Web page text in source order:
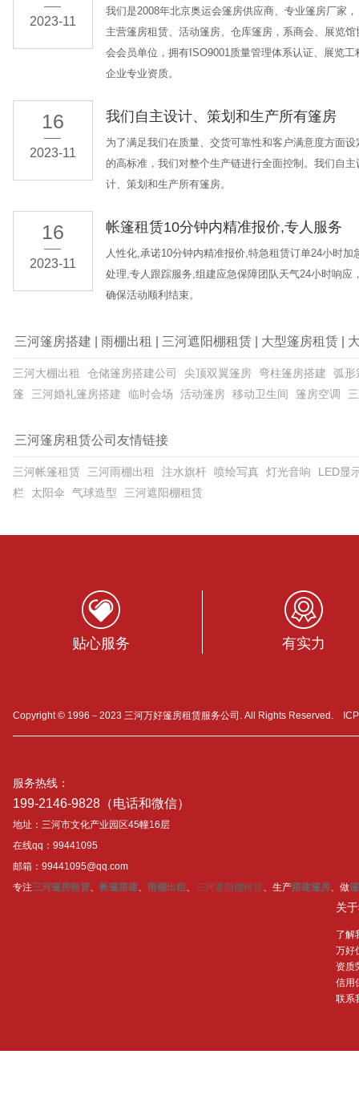
2023-11
我们是2008年北京奥运会篷房供应商、专业篷房厂家，
主营篷房租赁、活动篷房、仓库篷房，系商会、展览馆
会会员单位，拥有ISO9001质量管理体系认证、展览工
企业专业资质。
16
2023-11
我们自主设计、策划和生产所有篷房
为了满足我们在质量、交货可靠性和客户满意度方面设
的高标准，我们对整个生产链进行全面控制。我们自主
计、策划和生产所有篷房。
16
2023-11
帐篷租赁10分钟内精准报价,专人服务
人性化,承诺10分钟内精准报价,特急租赁订单24小时加
处理,专人跟踪服务,组建应急保障团队天气24小时响应
确保活动顺利结束。
三河篷房搭建 雨棚出租 三河遮阳棚租赁| 大型篷房租赁|
三河大棚出租 仓储篷房搭建公司 尖顶双翼篷房 弯柱篷房搭建
弧形
篷
三河婚礼篷房搭建 临时会场 活动篷房 移动卫生间 篷房空调
三河篷房租赁公司友情链接
三河帐篷租赁 三河雨棚出租 注水旗杆 喷绘写真 灯光音响
LED显
栏
太阳伞 气球造型 三河遮阳棚租赁
贴心服务 有实力
Copyright © 1996－2023 三河万好篷房租赁服务公司. All Rights Reserved.
服务热线：
199-2146-9828（电话和微信）
地址：三河市文化产业园区45幢16层
在线qq：99441095
邮箱：99441095@qq.com
专注三河篷房租赁、 帐篷搭建、 雨棚出租 、 三河遮阳棚租赁、生产搭建篷房、做
关
了解
万好
资质
信用
联系